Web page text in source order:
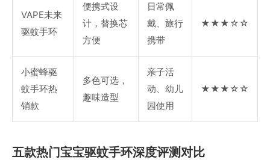
VAPE未来
驱蚊手环
便携式设
计，替换芯
方便
日常佩
戴、旅行
携带
★★★☆☆
小蜜蜂驱
蚊手环热
销款
多色可选，
趣味造型
亲子活
动、幼儿
园使用
★★★☆☆
五款热门宝宝驱蚊手环深度评测对比